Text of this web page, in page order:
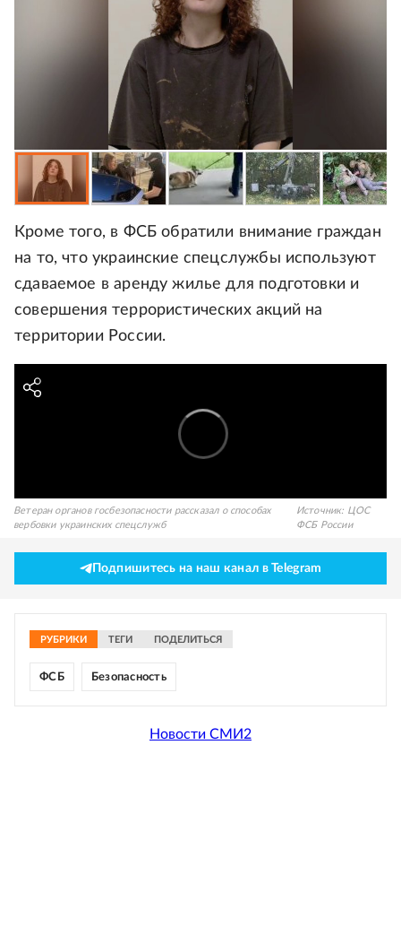
Кроме того, в ФСБ обратили внимание граждан
на то, что украинские спецслужбы используют
сдаваемое в аренду жилье для подготовки и
совершения террористических акций на
территории России.
Ветеран органов госбезопасности рассказал о способах
вербовки украинских спецслужб
Источник: ЦОС
ФСБ России
Подпишитесь на наш канал в Telegram
РУБРИКИ ТЕГИ ПОДЕЛИТЬСЯ
ФСБ Безопасность
Новости СМИ2